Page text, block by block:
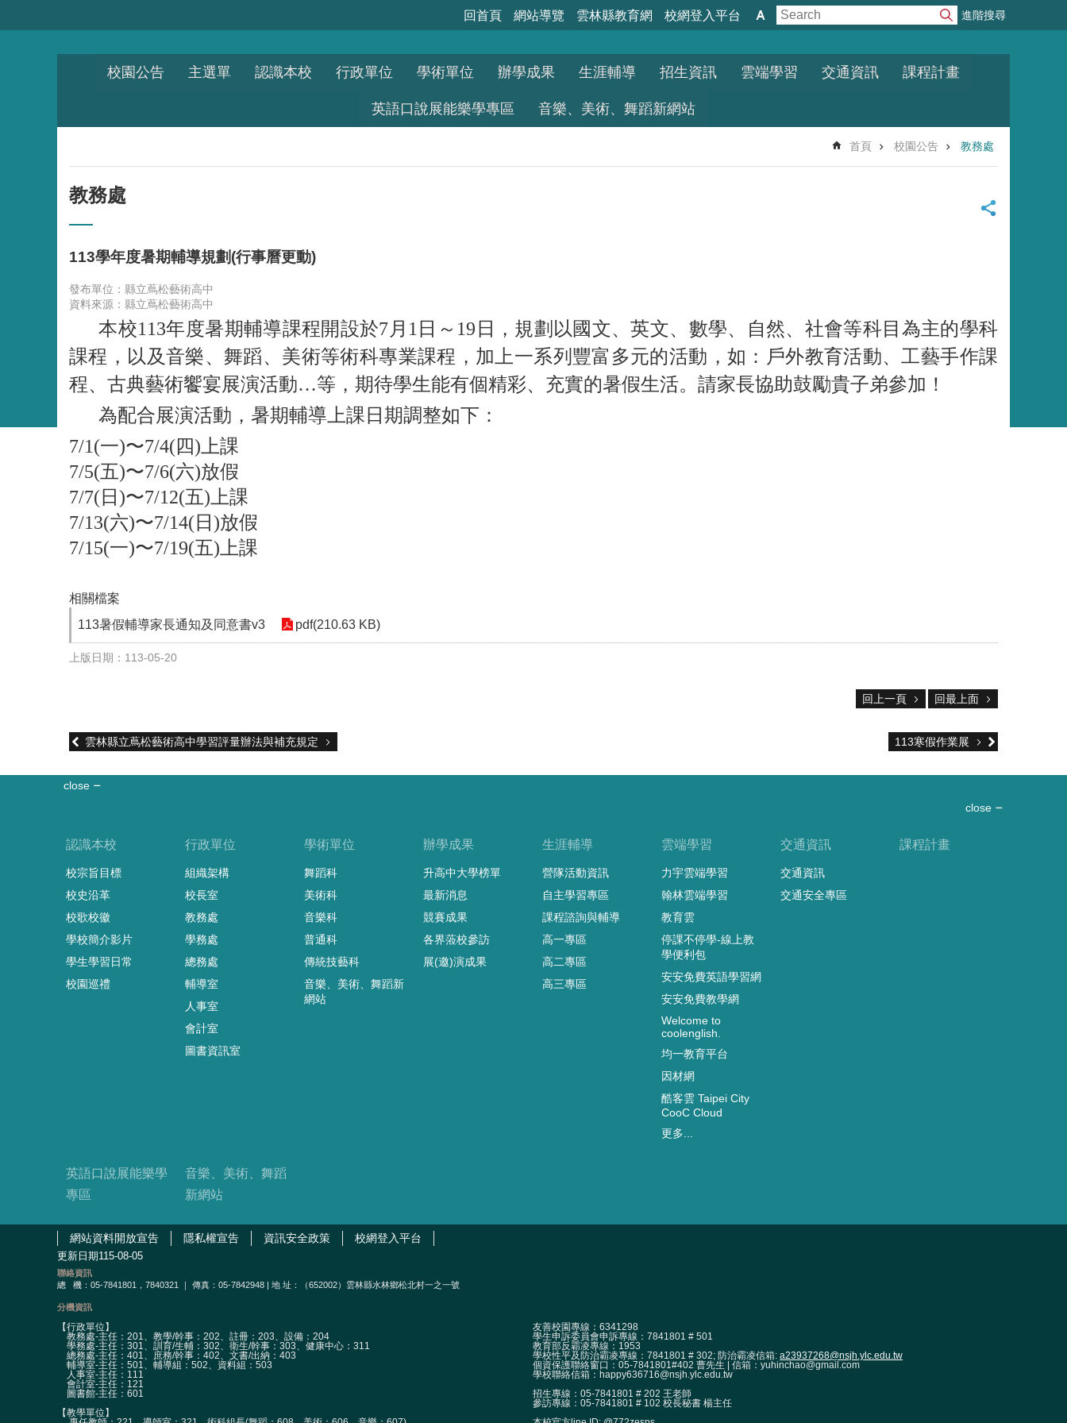
回首頁 網站導覽 雲林縣教育網 校網登入平台 進階搜尋
校園公告 主選單 認識本校 行政單位 學術單位 辦學成果 生涯輔導 招生資訊 雲端學習 交通資訊 課程計畫
英語口說展能樂學專區 音樂、美術、舞蹈新網站
首頁 校園公告 教務處
教務處
113學年度暑期輔導規劃(行事曆更動)
發布單位：縣立蔦松藝術高中
資料來源：縣立蔦松藝術高中
本校113年度暑期輔導課程開設於7月1日～19日， 規劃以國文、英文、數學、自然、社會等科目為主的學科
課程，以及音樂、舞蹈、美術等術科專業課程，加上一系列豐富多元的活動，如：戶外教育活動、工藝手作課
程、古典藝術饗宴展演活動…等，期待學生能有個精彩、充實的暑假生活。請家長協助鼓勵貴子弟參加！
為配合展演活動，暑期輔導上課日期調整如下 ：
7/1(一)〜7/4(四)上課
7/5(五)〜7/6(六)放假
7/7(日 )〜7/12(五)上課
7/13(六)〜7/14(日 )放假
7/15(一)〜7/19(五)上課
相關檔案
113暑假輔導家長通知及同意書v3
pdf(210.63 KB)
上版日期：113-05-20
回上一頁 回最上面
雲林縣立蔦松藝術高中學習評量辦法與補充規定 113寒假作業展
close
close
認識本校
校宗旨目標
校史沿革
校歌校徽
學校簡介影片
學生學習日常
校園巡禮
行政單位
組織架構
校長室
教務處
學務處
總務處
輔導室
人事室
會計室
圖書資訊室
學術單位
舞蹈科
美術科
音樂科
普通科
傳統技藝科
音樂、美術、舞蹈新
網站
辦學成果
升高中大學榜單
最新消息
競賽成果
各界蒞校參訪
展(邀)演成果
生涯輔導
營隊活動資訊
自主學習專區
課程諮詢與輔導
高一專區
高二專區
高三專區
雲端學習
力宇雲端學習
翰林雲端學習
教育雲
停課不停學-線上教
學便利包
安安免費英語學習網
安安免費教學網
Welcome to
coolenglish.
均一教育平台
因材網
酷客雲 Taipei City
CooC Cloud
更多...
交通資訊
交通資訊
交通安全專區
課程計畫
英語口說展能樂學
專區
音樂、美術、舞蹈
新網站
網站資料開放宣告 隱私權宣告 資訊安全政策 校網登入平台
更新日期115-08-05
聯絡資訊
總
機：05-7841801，7840321 ｜ 傳真：05-7842948 | 地 址：（652002）雲林縣水林鄉松北村一之一號
分機資訊
【行政單位】
教務處-主任：201、教學/幹事：202、註冊：203、設備：204
學務處-主任：301、訓育/生輔：302、衛生/幹事：303、健康中心：311
總務處-主任：401、庶務/幹事：402、文書/出納：403
輔導室-主任：501、輔導組：502、資料組：503
人事室-主任：111
會計室-主任：121
圖書館-主任：601
【教學單位】
友善校園專線：6341298
學生申訴委員會申訴專線：7841801 # 501
教育部反霸凌專線：1953
學校性平及防治霸凌專線：7841801 # 302; 防治霸凌信箱: a23937268@nsjh.ylc.edu.tw
個資保護聯絡窗口：05-7841801#402 曹先生 | 信箱：yuhinchao@gmail.com
學校聯絡信箱：happy636716@nsjh.ylc.edu.tw
招生專線：05-7841801 # 202 王老師
參訪專線：05-7841801 # 102 校長秘書 楊主任